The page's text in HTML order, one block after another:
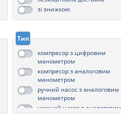
зі знижкою
Тип
компресор з цифровим
манометром
компресор з аналоговим
манометром
ручний насос з аналоговим
манометром
ножний насос з аналоговим